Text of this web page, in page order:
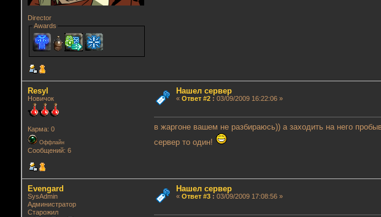
Director
Awards
Resyl
Новичок
Карма: 0
Оффлайн
Сообщений: 6
Нашел сервер
« Ответ #2: 03/09/2009 16:22:06 »
в жаргоне вашем не разбираюсь)) а заходить на него
сервер то один!
Evengard
SysAdmin
Администратор
Старожил
Нашел сервер
« Ответ #3: 03/09/2009 17:08:56 »